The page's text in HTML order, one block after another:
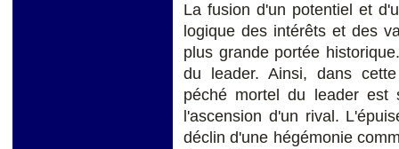
La fusion d'un potentiel et
logique des intérêts et des
plus grande portée
du leader. Ainsi, dans
péché mortel du leader est
l'ascension d'un rival.
déclin d'une hégémonie